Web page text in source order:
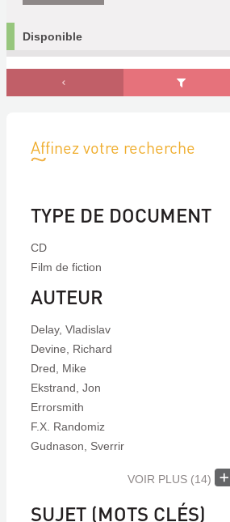
Disponible
Affinez votre recherche
TYPE DE DOCUMENT
CD
Film de fiction
AUTEUR
Delay, Vladislav
Devine, Richard
Dred, Mike
Ekstrand, Jon
Errorsmith
F.X. Randomiz
Gudnason, Sverrir
VOIR PLUS (14)
SUJET (MOTS CLÉS)